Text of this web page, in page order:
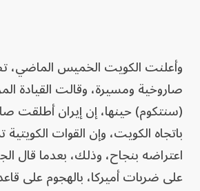
وأعلنت الكويت الخميس الماضي،
صاروخية ومسيرة، وقالت القيادة
(سنتكوم) حينها، إن إيران أطلقت
باتجاه الكويت، وإن القوات
اعتراضه بنجاح، وذلك، بعدما قال
على ضربات أميركا، بالهجوم على